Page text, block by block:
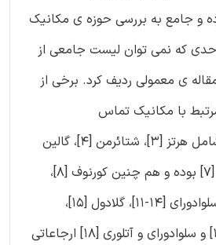
و جامع به بررسی حوزه ی مکانیک
که نمی توان لیست جامعی از
ی معمولی ردیف کرد. برخی از
با مکانیک تماس
الاستواستاتیک باشد شامل هرتز [3]، شتائرمن [4]، گالین
[5]، یوفلیاند [6] و لوره [7] بوده و هم چنین کورنوف [8]،
لینگ [9]، گودمن [10]، سلوادورای [14-11]، گلادول [15]،
جانسون [16]، کرنیر [17] و سلوادورای و آتلوری [18] ارجاعاتی